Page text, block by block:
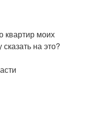
квартир моих
на это?